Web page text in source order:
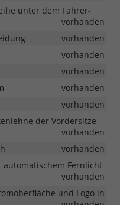
unter dem Fahrer-
vorhanden
vorhanden
vorhanden
vorhanden
vorhanden
vorhanden
der Vordersitze
vorhanden
vorhanden
automatischem Fernlicht
vorhanden
und Logo in